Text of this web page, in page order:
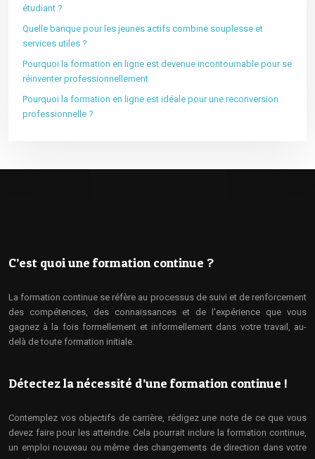
étudiant ?
Quelle banque pour les jeunes actifs combine souplesse et
services utiles ?
Pourquoi la formation en ligne est devenue incontournable pour se
réinventer professionnellement
Pourquoi la formation en ligne est idéale pour une reconversion
professionnelle ?
C’est quoi une formation continue ?
La formation continue se réfère au processus de suivi et de renforcement
des compétences, des connaissances et de l'expérience que vous
gagnez à la fois formellement et informellement dans votre travail, au-
delà de toute formation initiale.
Détectez la nécessité d’une formation continue !
Contemplez vos objectifs de carrière, rédigez une note de ce que vous
devez faire pour les atteindre. Cela pourrait inclure la formation continue,
un emploi nouveau ou même des changements de direction dans votre